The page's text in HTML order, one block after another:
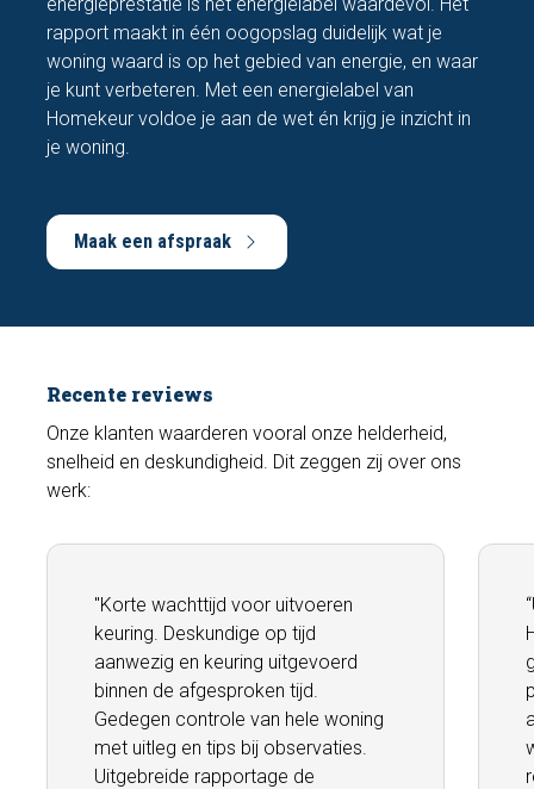
rapport maakt in één oogopslag duidelijk wat je
woning waard is op het gebied van energie, en waar
je kunt verbeteren. Met een energielabel van
Homekeur voldoe je aan de wet én krijg je inzicht in
je woning.
Maak een afspraak
Recente reviews
Onze klanten waarderen vooral onze helderheid,
snelheid en deskundigheid. Dit zeggen zij over ons
werk:
"Korte wachttijd voor uitvoeren
keuring. Deskundige op tijd
aanwezig en keuring uitgevoerd
binnen de afgesproken tijd.
Gedegen controle van hele woning
met uitleg en tips bij observaties.
Uitgebreide rapportage de